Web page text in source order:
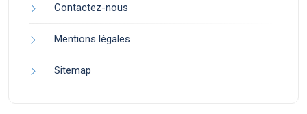
Contactez-nous
Mentions légales
Sitemap